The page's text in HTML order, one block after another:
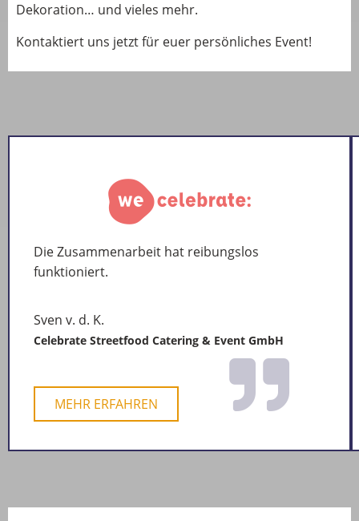
Dekoration… und vieles mehr.
Kontaktiert uns jetzt für euer persönliches Event!
Die Zusammenarbeit hat reibungslos
funktioniert.
Sven v. d. K.
Celebrate Streetfood Catering & Event GmbH
MEHR ERFAHREN